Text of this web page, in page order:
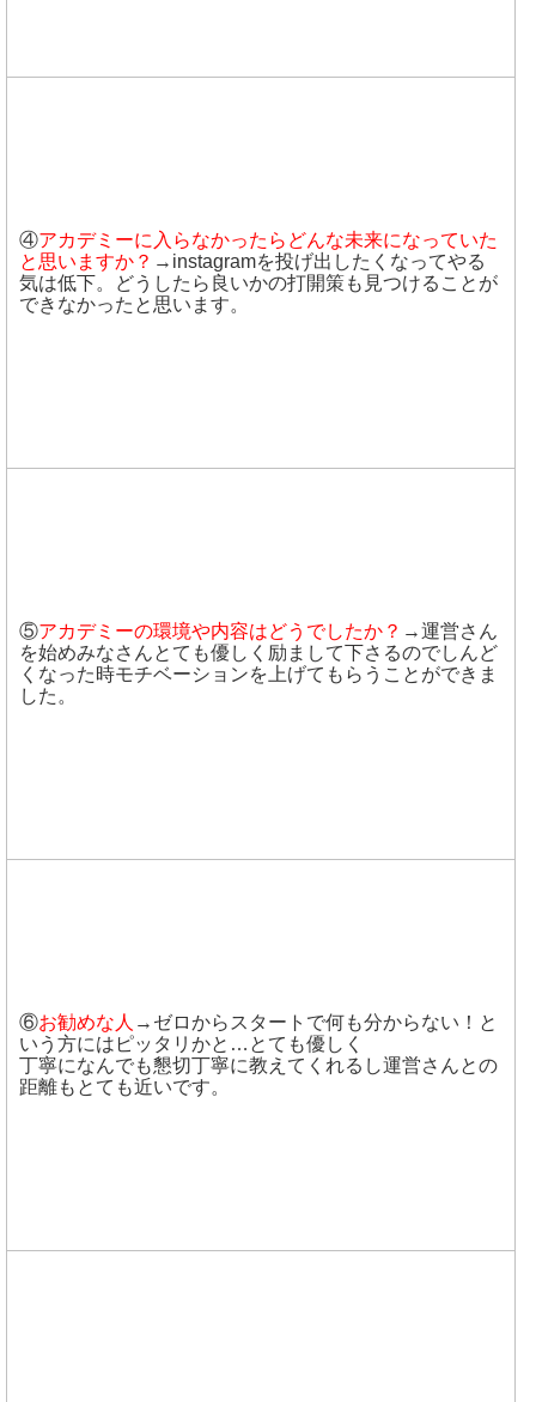
④アカデミーに入らなかったらどんな未来になっていた
と思いますか？ →instagramを投げ出したくなってやる
気は低下。どうしたら良いかの打開策も見つけることが
できなかったと思います。
⑤アカデミーの環境や内容はどうでしたか？ →運営さん
を始めみなさんとても優しく励まして下さるのでしんど
くなった時モチベーションを上げてもらうことができま
した。
⑥お勧めな人 →ゼロからスタートで何も分からない！と
いう方にはピッタリかと…とても優しく
丁寧になんでも懇切丁寧に教えてくれるし運営さんとの
距離もとても近いです。